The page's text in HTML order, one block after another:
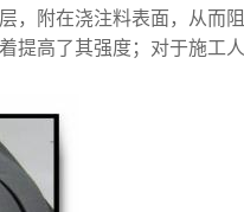
，附在浇注料表面，从而
提高了其强度；对于施工